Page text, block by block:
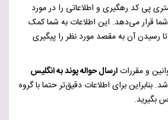
پی کد رهگیری و اطلاعاتی را در مورد
قرار می‌دهد. این اطلاعات به شما کمک
رسیدن آن به مقصد مورد نظر را پیگیری
و مقررات ارسال حواله پوند به انگلیس
برای اطلاعات دقیق‌تر حتما با گروه
بگیرید.